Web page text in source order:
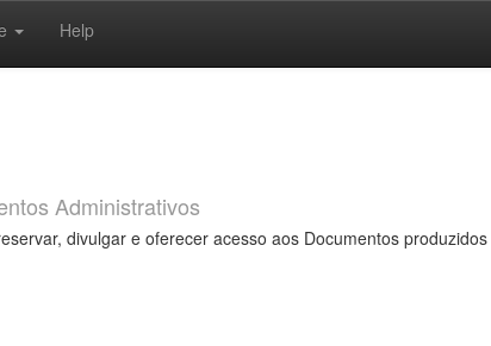
Help
Administrativos
divulgar e oferecer acesso aos Documentos